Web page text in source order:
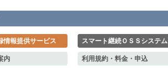
情報提供サービス
内
スマート継続ＯＳＳシステム
利用規約・料金・申込